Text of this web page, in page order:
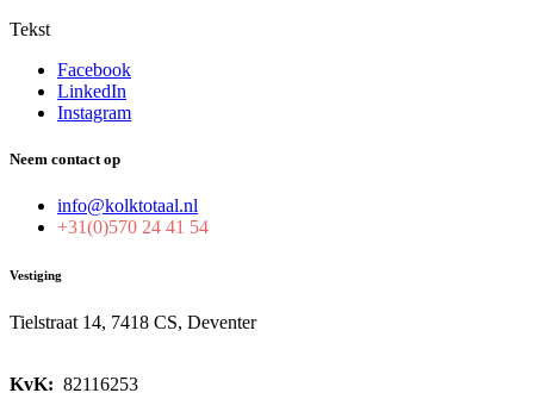
Tekst
Facebook
LinkedIn
Instagram
Neem contact op
info@kolktotaal.nl
+31(0)570 24 41 54
Vestiging
Tielstraat 14, 7418 CS, Deventer
KvK: 82116253